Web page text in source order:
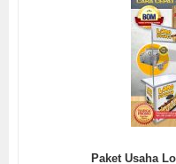
Paket Usaha